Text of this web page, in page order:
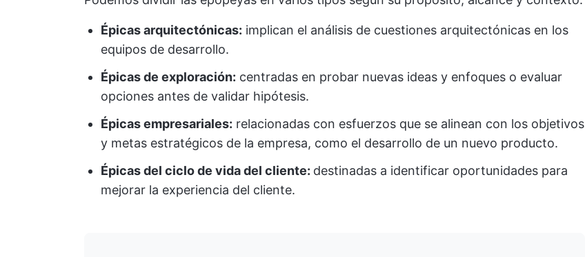
Épicas arquitectónicas: implican el análisis de cuestiones arquitectónicas en los
equipos de desarrollo.
Épicas de exploración: centradas en probar nuevas ideas y enfoques o evaluar
opciones antes de validar hipótesis.
Épicas empresariales: relacionadas con esfuerzos que se alinean con los objetivos
y metas estratégicos de la empresa, como el desarrollo de un nuevo producto.
Épicas del ciclo de vida del cliente: destinadas a identificar oportunidades para
mejorar la experiencia del cliente.